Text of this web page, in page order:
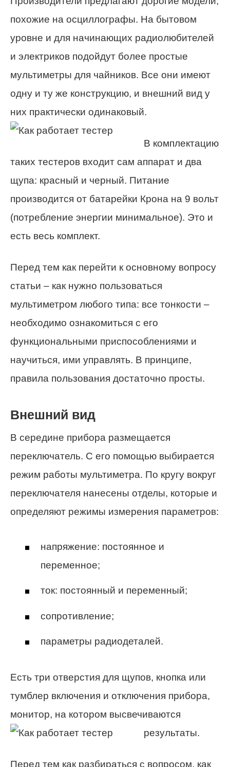
похожие на осциллографы. На бытовом
уровне и для начинающих радиолюбителей
и электриков подойдут более простые
мультиметры для чайников. Все они имеют
одну и ту же конструкцию, и внешний вид у
них практически одинаковый.
В комплектацию
таких тестеров входит сам аппарат и два
щупа: красный и черный. Питание
производится от батарейки Крона на 9 вольт
(потребление энергии минимальное). Это и
есть весь комплект.
Перед тем как перейти к основному вопросу
статьи – как нужно пользоваться
мультиметром любого типа: все тонкости –
необходимо ознакомиться с его
функциональными приспособлениями и
научиться, ими управлять. В принципе,
правила пользования достаточно просты.
Внешний вид
В середине прибора размещается
переключатель. С его помощью выбирается
режим работы мультиметра. По кругу вокруг
переключателя нанесены отделы, которые и
определяют режимы измерения параметров:
напряжение: постоянное и
переменное;
ток: постоянный и переменный;
сопротивление;
параметры радиодеталей.
Есть три отверстия для щупов, кнопка или
тумблер включения и отключения прибора,
монитор, на котором высвечиваются
результаты.
Перед тем как разбираться с вопросом, как